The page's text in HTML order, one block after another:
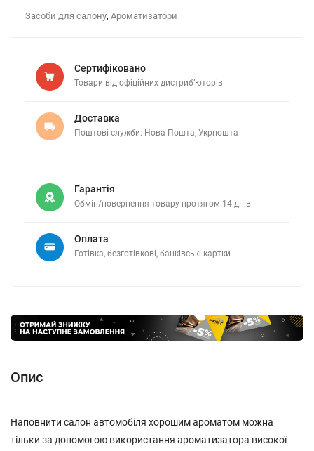
Засоби для салону, Ароматизатори
Сертифіковано
Товари від офіційних дистриб’юторів
Доставка
Поштові служби: Нова Пошта, Укрпошта
Гарантія
Обмін/повернення товару протягом 14 днів
Оплата
Готівка, безготівкові, банківські картки
Опис
Наповнити салон автомобіля хорошим ароматом можна
тільки за допомогою використання ароматизатора високої